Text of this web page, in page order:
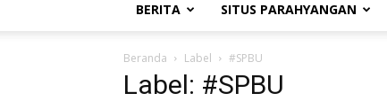
BERITA SITUS PARAHYANGAN
Beranda Label #SPBU
Label: #SPBU